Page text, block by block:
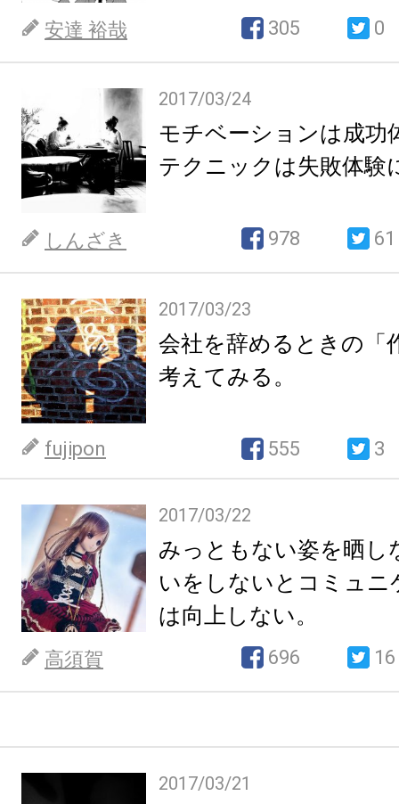
安達 裕哉 305 0
2017/03/24
モチベーションは成功
テクニックは失敗体験
しんざき 978 61
2017/03/23
会社を辞めるときの「
考えてみる。
fujipon 555 3
2017/03/22
みっともない姿を晒し
いをしないとコミュニ
は向上しない。
高須賀 696 16
2017/03/21